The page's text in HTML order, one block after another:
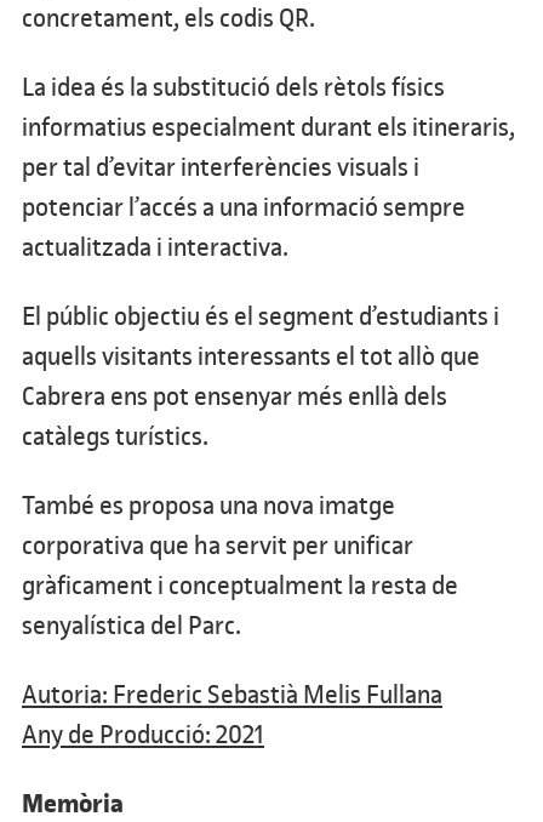
concretament, els codis QR.
La idea és la substitució dels rètols físics
informatius especialment durant els itineraris,
per tal d’evitar interferències visuals i
potenciar l’accés a una informació sempre
actualitzada i interactiva.
El públic objectiu és el segment d’estudiants i
aquells visitants interessants el tot allò que
Cabrera ens pot ensenyar més enllà dels
catàlegs turístics.
També es proposa una nova imatge
corporativa que ha servit per unificar
gràficament i conceptualment la resta de
senyalística del Parc.
Autoria: Frederic Sebastià Melis Fullana
Any de Producció: 2021
Memòria